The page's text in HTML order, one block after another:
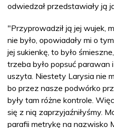
odwiedzał przedstawiały ją
"Przyprowadził ją jej wujek,
nie było, opowiadały mi o
jej sukienkę, to było
trzeba było popsuć parawan
uszyta. Niestety Larysia nie
bo przez nasze podwórko
były tam różne kontrole.
się z nią zaprzyjaźniłyśmy.
parafii metrykę na nazwisko